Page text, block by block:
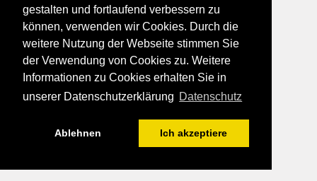
gestalten und fortlaufend verbessern zu
können, verwenden wir Cookies. Durch die
weitere Nutzung der Webseite stimmen Sie
der Verwendung von Cookies zu. Weitere
Informationen zu Cookies erhalten Sie in
unserer Datenschutzerklärung Datenschutz
Ablehnen Ich akzeptiere